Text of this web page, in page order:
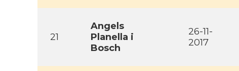
21
Angels
Planella i
Bosch
26-11-
2017